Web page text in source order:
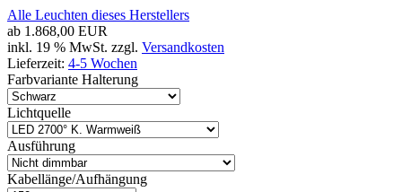
Alle Leuchten dieses Herstellers
ab 1.868,00 EUR
inkl. 19 % MwSt. zzgl. Versandkosten
Lieferzeit: 4-5 Wochen
Farbvariante Halterung
Lichtquelle
Ausführung
Kabellänge/Aufhängung